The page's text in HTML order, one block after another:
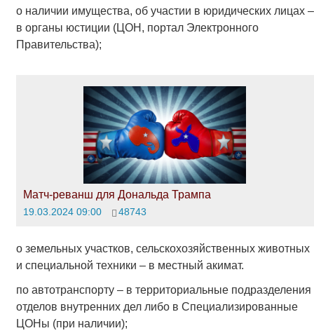
о наличии имущества, об участии в юридических лицах –
в органы юстиции (ЦОН, портал Электронного
Правительства);
Матч-реванш для Дональда Трампа
19.03.2024 09:00 48743
о земельных участков, сельскохозяйственных животных
и специальной техники – в местный акимат.
по автотранспорту – в территориальные подразделения
отделов внутренних дел либо в Специализированные
ЦОНы (при наличии);